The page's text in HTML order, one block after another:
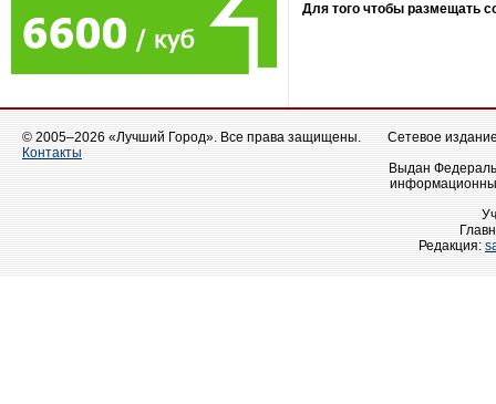
Для того чтобы размещать
© 2005–2026 «Лучший Город». Все права защищены.
Контакты
Сетевое
Выдан
Редакция: